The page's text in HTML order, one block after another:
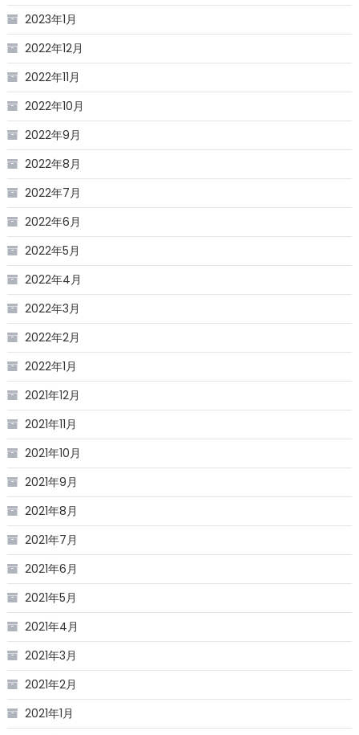
2023年1月
2022年12月
2022年11月
2022年10月
2022年9月
2022年8月
2022年7月
2022年6月
2022年5月
2022年4月
2022年3月
2022年2月
2022年1月
2021年12月
2021年11月
2021年10月
2021年9月
2021年8月
2021年7月
2021年6月
2021年5月
2021年4月
2021年3月
2021年2月
2021年1月